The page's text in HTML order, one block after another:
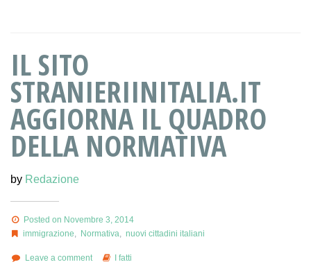
IL SITO
STRANIERIINITALIA.IT
AGGIORNA IL QUADRO
DELLA NORMATIVA
by Redazione
Posted on Novembre 3, 2014
immigrazione
Normativa nuovi cittadini italiani
Leave a comment I fatti